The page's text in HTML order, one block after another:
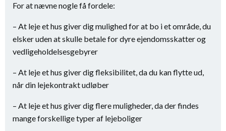
For at nævne nogle få fordele:
– At leje et hus giver dig mulighed for at bo i et område, du
elsker uden at skulle betale for dyre ejendomsskatter og
vedligeholdelsesgebyrer
– At leje et hus giver dig fleksibilitet, da du kan flytte ud,
når din lejekontrakt udløber
– At leje et hus giver dig flere muligheder, da der findes
mange forskellige typer af lejeboliger